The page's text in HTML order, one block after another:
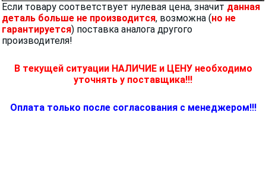
Если товару соответствует нулевая цена, значит данная
деталь больше не производится, возможна (но не
гарантируется) поставка аналога другого
производителя!
В текущей ситуации НАЛИЧИЕ и ЦЕНУ необходимо
уточнять у поставщика!!!
Оплата только после согласования с менеджером!!!